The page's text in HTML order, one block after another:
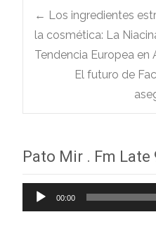
de
← Los ingredientes
la cosmética: La
Tendencia Europea en
El futuro de
Pato Mir . Fm Late
Reproductor
de
00:00